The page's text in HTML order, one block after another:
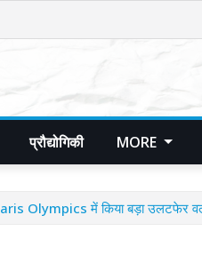
प्रौद्योगिकी MORE
में किया बड़ा उलटफेर वर्ल्ड